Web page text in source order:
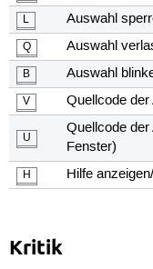
L Auswahl
Q Auswahl
B Auswahl
V Quellcode
U
Quellcode
Fenster)
H Hilfe
Kritik